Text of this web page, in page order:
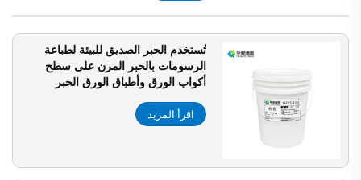
تُستخدم الحبر الصديق للبيئة لطباعة
الرسومات بالحبر المرن على سطح
أكواب الورق وأطباق الورق الحبر
اقرأ المزيد